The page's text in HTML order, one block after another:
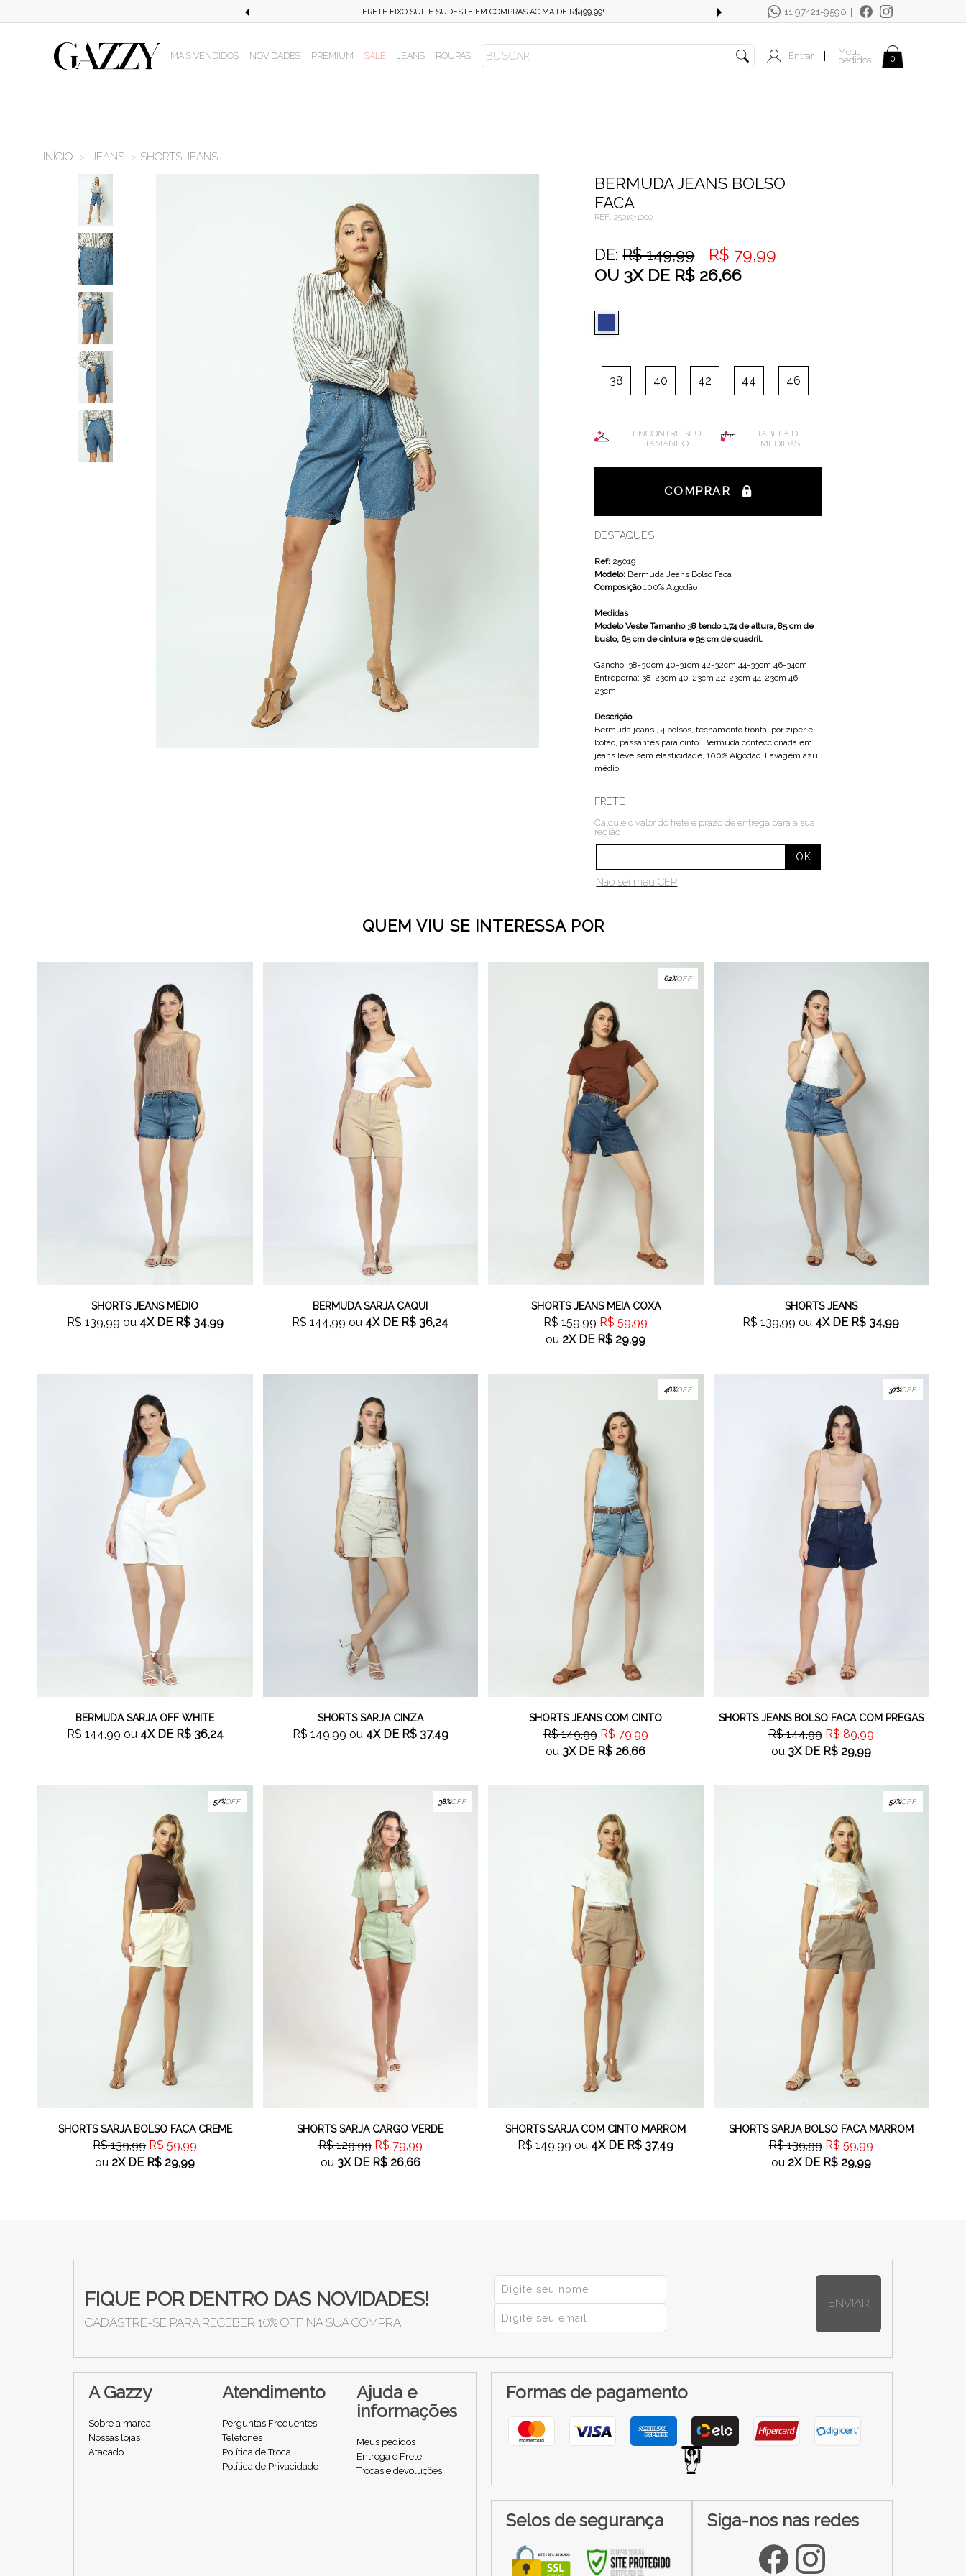
FRETE FIXO SUL E SUDESTE EM COMPRAS ACIMA DE R$499,99! FRETE GRÁTIS OUTRAS REGIÕES EM
11 97421-9590
MAIS VENDIDOS NOVIDADES PREMIUM SALE JEANS ROUPAS Entrar
Meus
pedidos
0
JEANS SHORTS JEANS
BERMUDA JEANS BOLSO
FACA
REF.:25019+1000
DE:R$ 149,99
R$ 79,99
OU 3XDE R$ 26,66
38 40 42 44 46
ENCONTRE SEU
TAMANHO
TABELA DE
MEDIDAS
COMPRAR
DESTAQUES
Ref: 25019
Modelo: Bermuda Jeans Bolso Faca
Composição100% Algodão
Medidas
Modelo Veste Tamanho 38 tendo 1,74 de altura, 85 cm de
busto, 65 cm de cintura e 95 cm de quadril.
Gancho: 38-30cm 40-31cm 42-32cm 44-33cm 46-34cm
Entreperna: 38-23cm 40-23cm 42-23cm 44-23cm 46-
23cm
Descrição
Bermuda jeans , 4 bolsos, fechamento frontal por zíper e
botão, passantes para cinto. Bermuda confeccionada em
jeans leve sem elasticidade, 100% Algodão. Lavagem azul
médio.
FRETE
Calcule o valor do frete e prazo de entrega para a sua
região
Não sei meu CEP
QUEM VIU SE INTERESSA POR
SHORTS JEANS MÉDIO
R$ 139,99 ou 4XDE R$ 34,99
BERMUDA SARJA CAQUI
R$ 144,99 ou 4XDE R$ 36,24
62%OFF
SHORTS JEANS MEIA COXA
R$ 159,99 R$ 59,99
ou 2XDE R$ 29,99
SHORTS JEANS
R$ 139,99 ou 4XDE R$ 34,99
BERMUDA SARJA OFF WHITE
R$ 144,99 ou 4XDE R$ 36,24
SHORTS SARJA CINZA
R$ 149,99 ou 4XDE R$ 37,49
46%OFF
SHORTS JEANS COM CINTO
R$ 149,99 R$ 79,99
ou 3XDE R$ 26,66
37%OFF
SHORTS JEANS BOLSO FACA COM PREGAS
R$ 144,99 R$ 89,99
ou 3XDE R$ 29,99
57%OFF
SHORTS SARJA BOLSO FACA CREME
R$ 139,99 R$ 59,99
ou 2XDE R$ 29,99
38%OFF
SHORTS SARJA CARGO VERDE
R$ 129,99 R$ 79,99
ou 3XDE R$ 26,66
SHORTS SARJA COM CINTO MARROM
R$ 149,99 ou 4XDE R$ 37,49
57%OFF
SHORTS SARJA BOLSO FACA MARROM
R$ 139,99 R$ 59,99
ou 2XDE R$ 29,99
FIQUE POR DENTRO DAS NOVIDADES!
CADASTRE-SE PARA RECEBER 10% OFF NA SUA COMPRA
ENVIAR
A Gazzy
Sobre a marca
Nossas lojas
Atacado
Atendimento
Perguntas Frequentes
Telefones
Política de Troca
Política de Privacidade
Ajuda e
informações
Meus pedidos
Entrega e Frete
Trocas e devoluções
Formas de pagamento
Selos de segurança Siga-nos nas redes